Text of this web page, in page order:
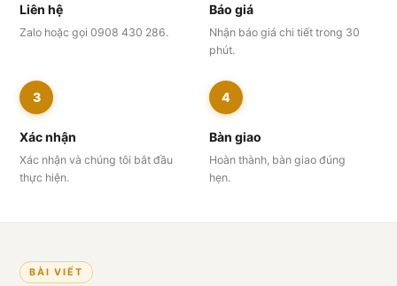
Liên hệ
Zalo hoặc gọi 0908 430 286.
Báo giá
Nhận báo giá chi tiết trong 30
phút.
3
Xác nhận
Xác nhận và chúng tôi bắt đầu
thực hiện.
4
Bàn giao
Hoàn thành, bàn giao đúng
hẹn.
BÀI VIẾT